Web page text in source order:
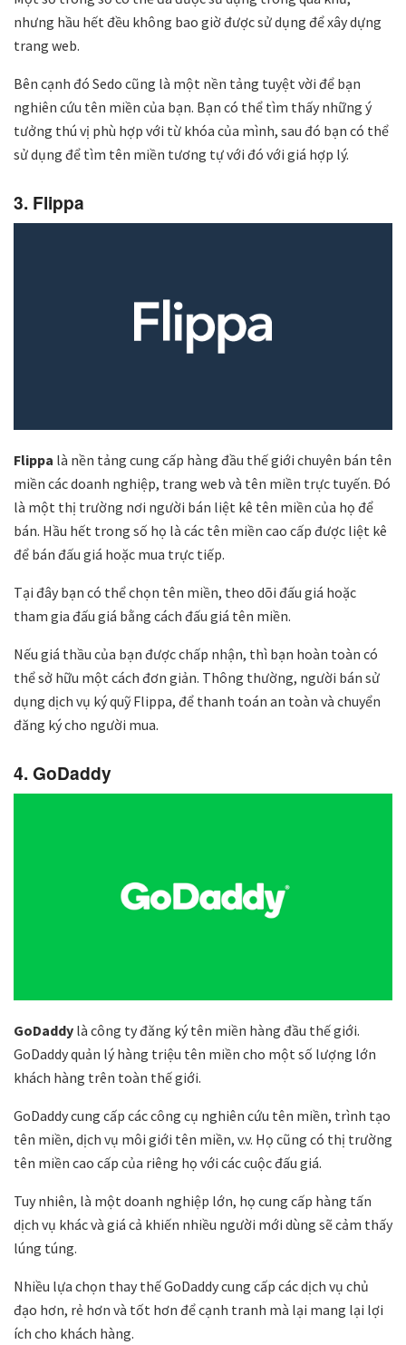
nhưng hầu hết đều không bao giờ được sử dụng để xây dựng
trang web.
Bên cạnh đó Sedo cũng là một nền tảng tuyệt vời để bạn
nghiên cứu tên miền của bạn. Bạn có thể tìm thấy những ý
tưởng thú vị phù hợp với từ khóa của mình, sau đó bạn có thể
sử dụng để tìm tên miền tương tự với đó với giá hợp lý.
3. Flippa
Flippa là nền tảng cung cấp hàng đầu thế giới chuyên bán tên
miền các doanh nghiệp, trang web và tên miền trực tuyến. Đó
là một thị trường nơi người bán liệt kê tên miền của họ để
bán. Hầu hết trong số họ là các tên miền cao cấp được liệt kê
để bán đấu giá hoặc mua trực tiếp.
Tại đây bạn có thể chọn tên miền, theo dõi đấu giá hoặc
tham gia đấu giá bằng cách đấu giá tên miền.
Nếu giá thầu của bạn được chấp nhận, thì bạn hoàn toàn có
thể sở hữu một cách đơn giản. Thông thường, người bán sử
dụng dịch vụ ký quỹ Flippa, để thanh toán an toàn và chuyển
đăng ký cho người mua.
4. GoDaddy
GoDaddy là công ty đăng ký tên miền hàng đầu thế giới.
GoDaddy quản lý hàng triệu tên miền cho một số lượng lớn
khách hàng trên toàn thế giới.
GoDaddy cung cấp các công cụ nghiên cứu tên miền, trình tạo
tên miền, dịch vụ môi giới tên miền, v.v. Họ cũng có thị trường
tên miền cao cấp của riêng họ với các cuộc đấu giá.
Tuy nhiên, là một doanh nghiệp lớn, họ cung cấp hàng tấn
dịch vụ khác và giá cả khiến nhiều người mới dùng sẽ cảm thấy
lúng túng.
Nhiều lựa chọn thay thế GoDaddy cung cấp các dịch vụ chủ
đạo hơn, rẻ hơn và tốt hơn để cạnh tranh mà lại mang lại lợi
ích cho khách hàng.